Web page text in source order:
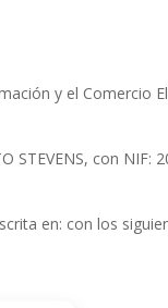
y el Comercio
STEVENS, con NIF:
en: con los